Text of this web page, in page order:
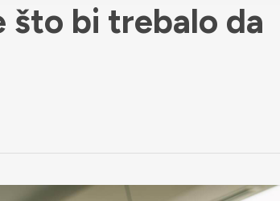
što bi trebalo da